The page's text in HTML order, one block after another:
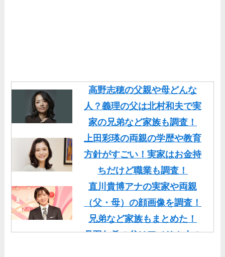
高野志穂の父親や母どんな
人？義理の父は北村和夫で実
家の兄弟など家族も調査！
上田彩瑛の両親の学歴や教育
方針がすごい！実家はお金持
ちだけど職業も調査！
直川貴博アナの実家や両親
（父・母）の顔画像を調査！
兄弟など家族もまとめた！
丹羽仁希の父はアメリカ人の